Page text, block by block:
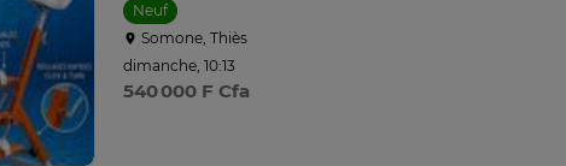
Neuf
Somone, Thiès
dimanche, 10:13
540 000 F Cfa